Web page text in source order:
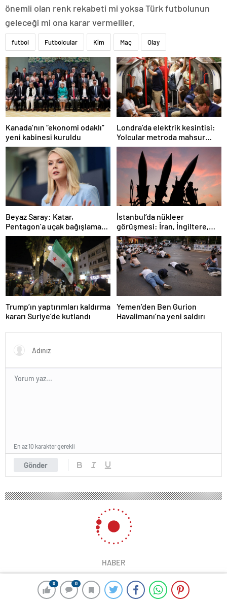
0 0
önemli olan renk rekabeti mi yoksa Türk futbolunun
geleceği mi ona karar vermeliler.
futbol Futbolcular Kim Maç Olay
Kanada’nın “ekonomi odaklı”
yeni kabinesi kuruldu
Londra’da elektrik kesintisi:
Yolcular metroda mahsur
kaldı
Beyaz Saray: Katar,
Pentagon’a uçak bağışlamayı
teklif etti
İstanbul’da nükleer
görüşmesi: İran, İngiltere,
Fransa ve Almanya buluşacak
Trump’ın yaptırımları kaldırma
kararı Suriye’de kutlandı
Yemen’den Ben Gurion
Havalimanı’na yeni saldırı
Gönder
En az 10 karakter gerekli
HABER